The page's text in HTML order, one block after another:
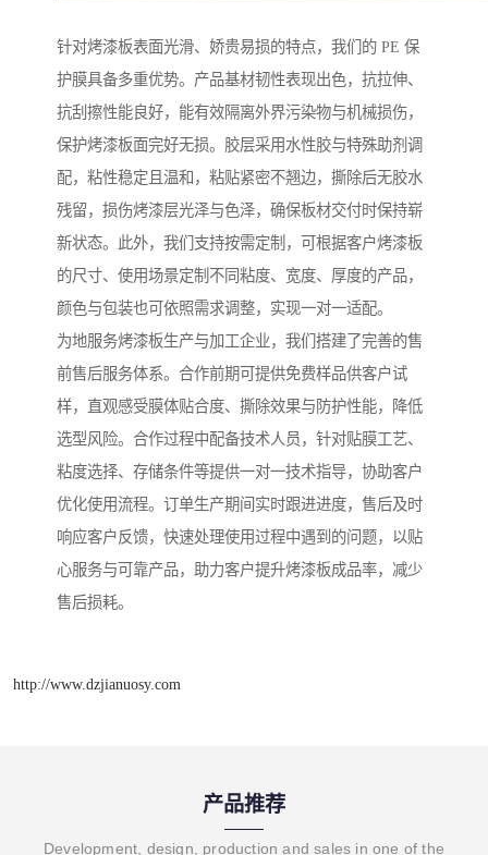
针对烤漆板表面光滑、娇贵易损的特点，我们的 PE 保
护膜具备多重优势。产品基材韧性表现出色，抗拉伸、
抗刮擦性能良好，能有效隔离外界污染物与机械损伤，
保护烤漆板面完好无损。胶层采用水性胶与特殊助剂调
配，粘性稳定且温和，粘贴紧密不翘边，撕除后无胶水
残留，损伤烤漆层光泽与色泽，确保板材交付时保持崭
新状态。此外，我们支持按需定制，可根据客户烤漆板
的尺寸、使用场景定制不同粘度、宽度、厚度的产品，
颜色与包装也可依照需求调整，实现一对一适配。
为地服务烤漆板生产与加工企业，我们搭建了完善的售
前售后服务体系。合作前期可提供免费样品供客户试
样，直观感受膜体贴合度、撕除效果与防护性能，降低
选型风险。合作过程中配备技术人员，针对贴膜工艺、
粘度选择、存储条件等提供一对一技术指导，协助客户
优化使用流程。订单生产期间实时跟进进度，售后及时
响应客户反馈，快速处理使用过程中遇到的问题，以贴
心服务与可靠产品，助力客户提升烤漆板成品率，减少
售后损耗。
http://www.dzjianuosy.com
产品推荐
Development, design, production and sales in one of the